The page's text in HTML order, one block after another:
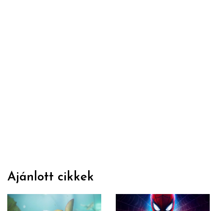
Ajánlott cikkek